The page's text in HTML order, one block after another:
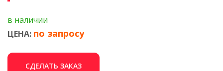
в наличии
ЦЕНА: по запросу
СДЕЛАТЬ ЗАКАЗ